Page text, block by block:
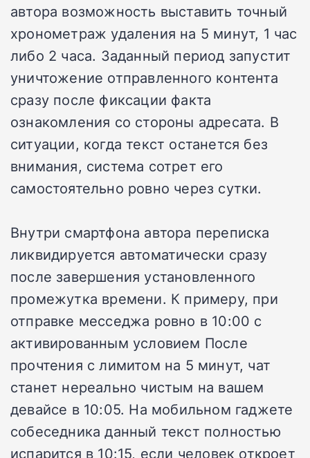
автора возможность выставить точный
хронометраж удаления на 5 минут, 1 час
либо 2 часа. Заданный период запустит
уничтожение отправленного контента
сразу после фиксации факта
ознакомления со стороны адресата. В
ситуации, когда текст останется без
внимания, система сотрет его
самостоятельно ровно через сутки.
Внутри смартфона автора переписка
ликвидируется автоматически сразу
после завершения установленного
промежутка времени. К примеру, при
отправке месседжа ровно в 10:00 с
активированным условием После
прочтения с лимитом на 5 минут, чат
станет нереально чистым на вашем
девайсе в 10:05. На мобильном гаджете
собеседника данный текст полностью
испарится в 10:15, если человек откроет